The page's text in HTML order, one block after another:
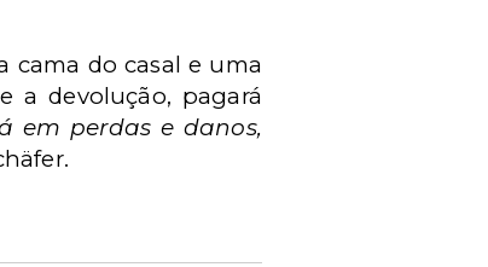
cama do casal e uma
a devolução, pagará
em perdas e danos,